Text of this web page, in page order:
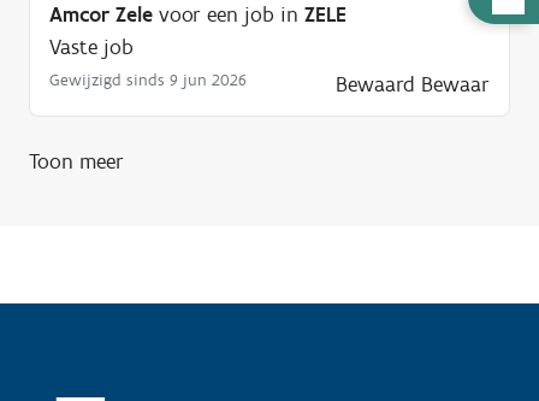
u
p
n
Amcor Zele voor een job in ZELE
Vaste job
Gewijzigd sinds 9 jun 2026 Bewaard Bewaar
Toon meer